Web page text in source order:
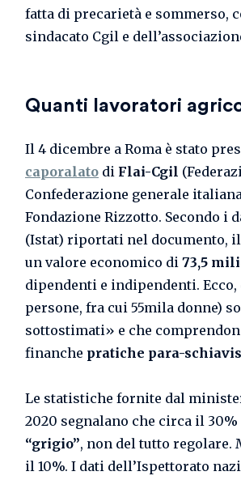
fatta di precarietà e sommerso,
sindacato Cgil e
Quanti lavoratori
Il 4 dicembre a Roma è stato
caporalato di Flai-Cgil
Confederazione generale
Fondazione Rizzotto. Secondo
(Istat) riportati nel documento,
un valore economico di 73,5
dipendenti e indipendenti.
persone, fra cui 55mila donne)
sottostimati» e che
finanche pratiche para-
Le statistiche fornite dal
2020 segnalano che circa il
“grigio”, non del tutto regolare.
il 10%. I dati dell’Ispettorato